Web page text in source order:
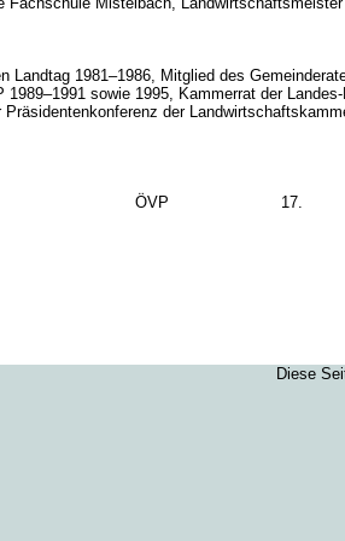
1981–1986, Mitglied des
sowie 1995, Kammerrat der
der
ÖVP 17.
Diese